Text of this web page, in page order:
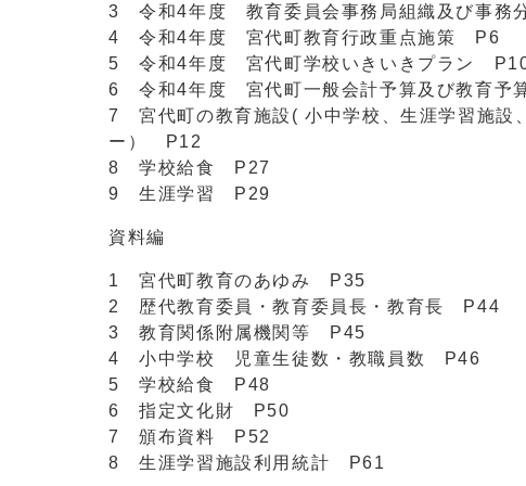
3 令和4年度 教育委員会事務局組織及び事務
4 令和4年度 宮代町教育行政重点施策 P6
5 令和4年度 宮代町学校いきいきプラン
6 令和4年度 宮代町一般会計予算及び教育予
7 宮代町の教育施設( 小中学校、生涯学習施設
ー） P12
8 学校給食 P27
9 生涯学習 P29
資料編
1 宮代町教育のあゆみ P35
2 歴代教育委員・教育委員長・教育長 P44
3 教育関係附属機関等 P45
4 小中学校 児童生徒数・教職員数 P46
5 学校給食 P48
6 指定文化財 P50
7 頒布資料 P52
8 生涯学習施設利用統計 P61